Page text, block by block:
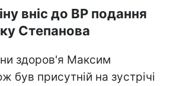
вніс до ВР подання
Степанова
здоров'я Максим
був присутній на зустрічі